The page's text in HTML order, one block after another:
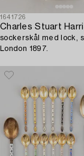
1641726
Charles Stuart
sockerskål med lock,
London 1897.